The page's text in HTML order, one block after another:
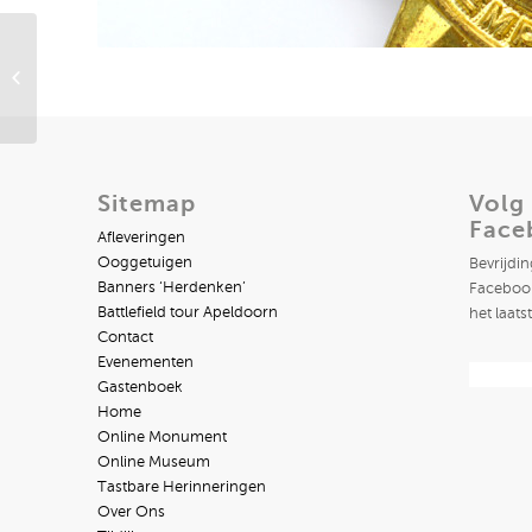
Sitemap
Afleveringen
Ooggetuigen
Banners ‘Herdenken’
Battlefield tour Apeldoorn
Contact
Evenementen
Gastenboek
Home
Online Monument
Online Museum
Tastbare Herinneringen
Over Ons
Volg
het